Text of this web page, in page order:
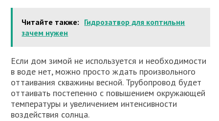
Читайте также: Гидрозатвор для коптильни
зачем нужен
Если дом зимой не используется и необходимости
в воде нет, можно просто ждать произвольного
оттаивания скважины весной. Трубопровод будет
оттаивать постепенно с повышением окружающей
температуры и увеличением интенсивности
воздействия солнца.